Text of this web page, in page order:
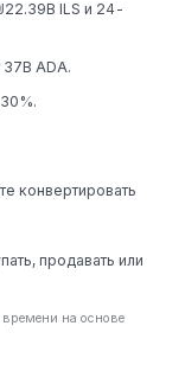
ILS и 24-
ADA.
конвертировать
продавать или
времени на основе